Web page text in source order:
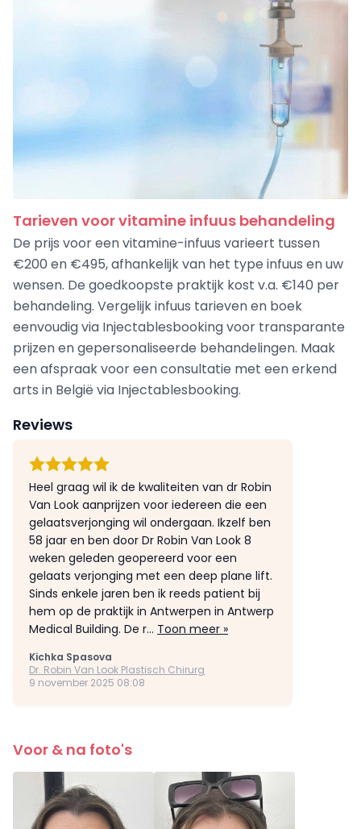
Tarieven voor vitamine infuus behandeling
De prijs voor een vitamine-infuus varieert tussen
€200 en €495, afhankelijk van het type infuus en uw
wensen. De goedkoopste praktijk kost v.a. €140 per
behandeling. Vergelijk infuus tarieven en boek
eenvoudig via Injectablesbooking voor transparante
prijzen en gepersonaliseerde behandelingen. Maak
een afspraak voor een consultatie met een erkend
arts in België via Injectablesbooking.
Reviews
Heel graag wil ik de kwaliteiten van dr Robin
Van Look aanprijzen voor iedereen die een
gelaatsverjonging wil ondergaan. Ikzelf ben
58 jaar en ben door Dr Robin Van Look 8
weken geleden geopereerd voor een
gelaats verjonging met een deep plane lift.
Sinds enkele jaren ben ik reeds patient bij
hem op de praktijk in Antwerpen in Antwerp
Medical Building. De r... Toon meer »
Kichka Spasova
Dr. Robin Van Look Plastisch Chirurg
9 november 2025 08:08
Voor & na foto's